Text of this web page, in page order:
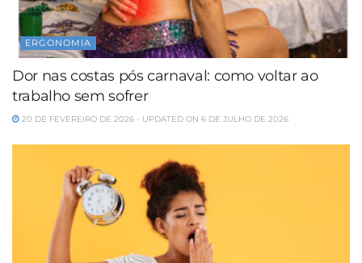
ERGONOMIA
Dor nas costas pós carnaval: como voltar ao
trabalho sem sofrer
20 DE FEVEREIRO DE 2026 - UPDATED ON 6 DE JULHO DE 2026